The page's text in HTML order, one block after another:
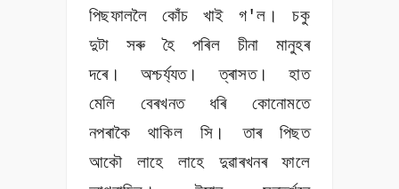
পিছফাললৈ কোঁচ খাই গ'ল। চকু
দুটা সৰু হৈ পৰিল চীনা মানুহৰ
দৰে। অশ্চৰ্য্যত। ত্ৰাসত। হাত
মেলি বেৰখনত ধৰি কোনোমতে
নপৰাকৈ থাকিল সি। তাৰ পিছত
আকৌ লাহে লাহে দুৱাৰখনৰ ফালে